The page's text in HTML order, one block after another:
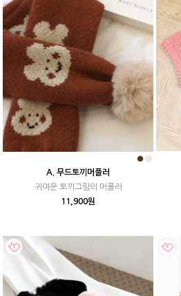
A. 무드토끼머플러
귀여운 토끼그림의 머플러
11,900원